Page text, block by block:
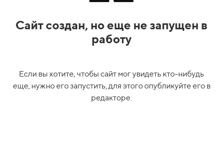
Сайт создан, но еще не запущен в
работу
Если вы хотите, чтобы сайт мог увидеть кто-нибудь
еще, нужно его запустить, для этого опубликуйте его в
редакторе.